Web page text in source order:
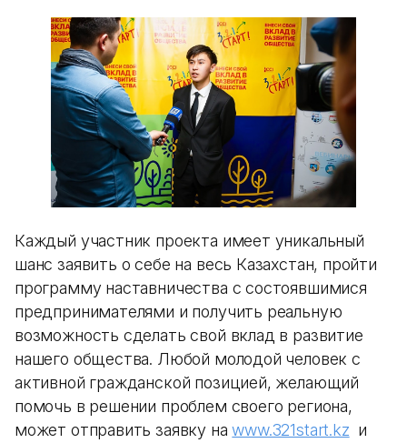
Каждый участник проекта имеет уникальный
шанс заявить о себе на весь Казахстан, пройти
программу наставничества с состоявшимися
предпринимателями и получить реальную
возможность сделать свой вклад в развитие
нашего общества. Любой молодой человек с
активной гражданской позицией, желающий
помочь в решении проблем своего региона,
может отправить заявку наwww.321start.kz и